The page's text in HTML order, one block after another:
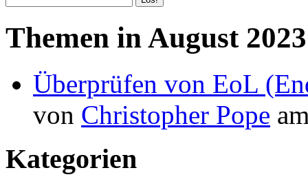
Themen in August 2023
Überprüfen von EoL
von Christopher Pope
Kategorien